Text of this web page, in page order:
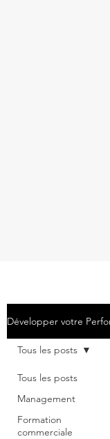
Développer votre
Tous les posts
Management
Formation
commerciale
Tous les posts